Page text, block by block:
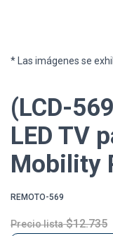
* Las imágenes se
(LCD-
LED TV
Mobility
REMOTO-569
Precio lista $12.735